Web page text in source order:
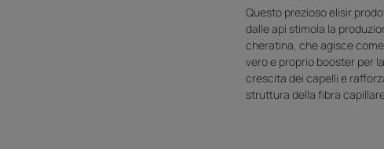
Questo prezioso elisir
dalle api stimola la
cheratina, che agisce
vero e proprio booster per la
crescita dei capelli e
struttura della fibra